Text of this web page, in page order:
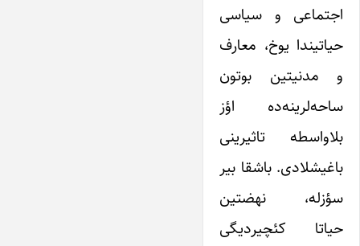
اجتماعی و سیاسی
حیاتیندا یوخ، معارف
و مدنیتین بوتون
ساحه‌لرینه‌ده اؤز
بلاواسطه تاثیرینی
باغیشلادی. باشقا بیر
سؤزله، نهضتین
حیاتا کئچیردیگی